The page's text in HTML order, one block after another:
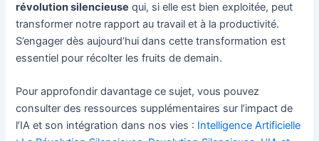
révolution silencieuse qui, si elle est bien exploitée, peut
transformer notre rapport au travail et à la productivité.
S’engager dès aujourd’hui dans cette transformation est
essentiel pour récolter les fruits de demain.
Pour approfondir davantage ce sujet, vous pouvez
consulter des ressources supplémentaires sur l’impact de
l’IA et son intégration dans nos vies : Intelligence Artificielle